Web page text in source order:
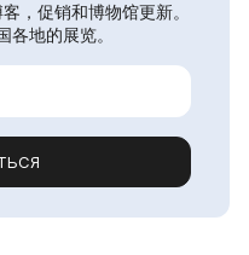
，促销和博物馆更新。
各地的展览。